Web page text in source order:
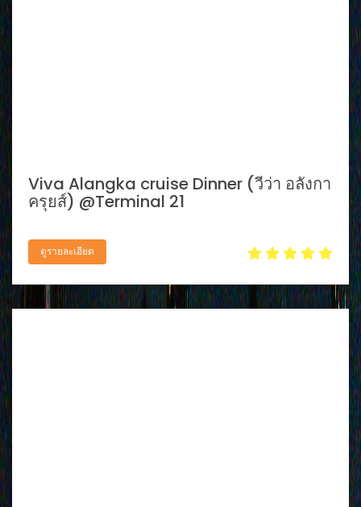
Viva Alangka cruise Dinner (วีว่า อลังกา
ครุยส์) @Terminal 21
ดูรายละเอียด